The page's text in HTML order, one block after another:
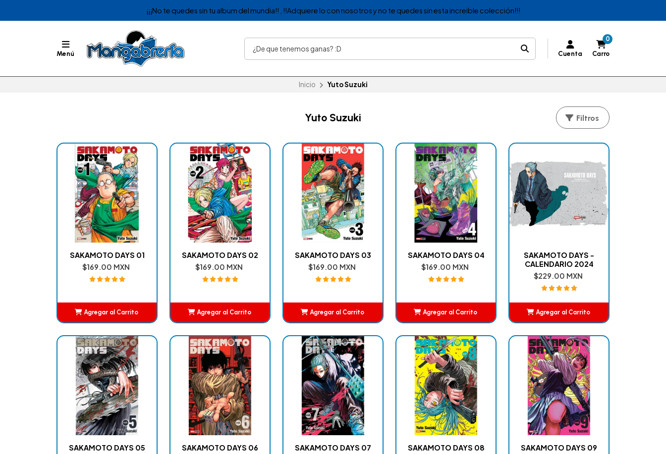
¡¡¡No te quedes sin tu album del mundia!! , !!Adquiere lo con nosotros y no te quedes sin esta increible colección!!!
Menú Cuenta
0
Carro
Inicio Yuto Suzuki
Yuto Suzuki Filtros
SAKAMOTO DAYS 01
$169.00 MXN
Agregar al Carrito
SAKAMOTO DAYS 02
$169.00 MXN
Agregar al Carrito
SAKAMOTO DAYS 03
$169.00 MXN
Agregar al Carrito
SAKAMOTO DAYS 04
$169.00 MXN
Agregar al Carrito
SAKAMOTO DAYS -
CALENDARIO 2024
$229.00 MXN
Agregar al Carrito
SAKAMOTO DAYS 05
SAKAMOTO DAYS 06
SAKAMOTO DAYS 07
SAKAMOTO DAYS 08
SAKAMOTO DAYS 09